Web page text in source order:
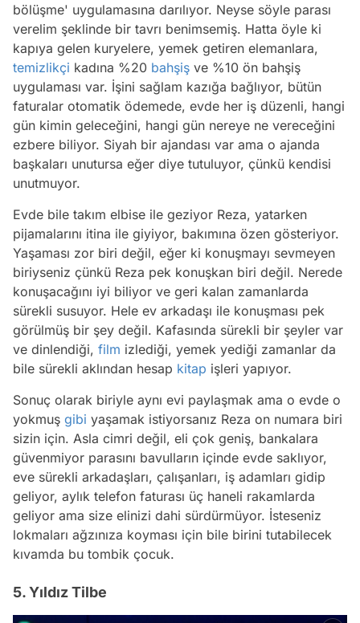
bölüşme' uygulamasına darılıyor. Neyse söyle parası
verelim şeklinde bir tavrı benimsemiş. Hatta öyle ki
kapıya gelen kuryelere, yemek getiren elemanlara,
temizlikçi kadına %20 bahşiş ve %10 ön bahşiş
uygulaması var. İşini sağlam kazığa bağlıyor, bütün
faturalar otomatik ödemede, evde her iş düzenli, hangi
gün kimin geleceğini, hangi gün nereye ne vereceğini
ezbere biliyor. Siyah bir ajandası var ama o ajanda
başkaları unutursa eğer diye tutuluyor, çünkü kendisi
unutmuyor.
Evde bile takım elbise ile geziyor Reza, yatarken
pijamalarını itina ile giyiyor, bakımına özen gösteriyor.
Yaşaması zor biri değil, eğer ki konuşmayı sevmeyen
biriyseniz çünkü Reza pek konuşkan biri değil. Nerede
konuşacağını iyi biliyor ve geri kalan zamanlarda
sürekli susuyor. Hele ev arkadaşı ile konuşması pek
görülmüş bir şey değil. Kafasında sürekli bir şeyler var
ve dinlendiği, film izlediği, yemek yediği zamanlar da
bile sürekli aklından hesap kitap işleri yapıyor.
Sonuç olarak biriyle aynı evi paylaşmak ama o evde o
yokmuş gibi yaşamak istiyorsanız Reza on numara biri
sizin için. Asla cimri değil, eli çok geniş, bankalara
güvenmiyor parasını bavulların içinde evde saklıyor,
eve sürekli arkadaşları, çalışanları, iş adamları gidip
geliyor, aylık telefon faturası üç haneli rakamlarda
geliyor ama size elinizi dahi sürdürmüyor. İsteseniz
lokmaları ağzınıza koyması için bile birini tutabilecek
kıvamda bu tombik çocuk.
5. Yıldız Tilbe